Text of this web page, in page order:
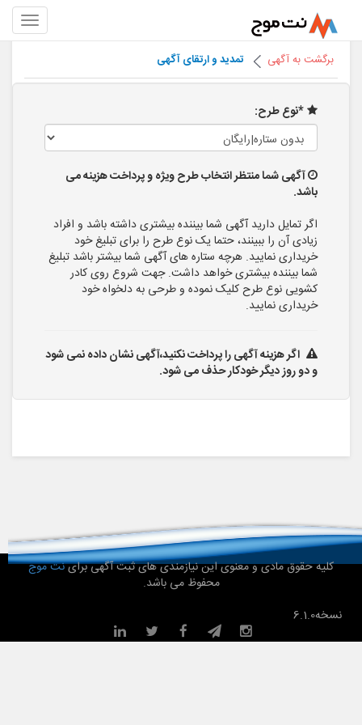
برگشت به آگهی تمدید و ارتقای آگهی
*نوع طرح:
آگهی شما منتظر انتخاب طرح ویژه و پرداخت هزینه می
باشد.
اگر تمایل دارید آگهی شما بیننده بیشتری داشته باشد و افراد
زیادی آن را ببینند، حتما یک نوع طرح را برای تبلیغ خود
خریداری نمایید. هرچه ستاره های آگهی شما بیشتر باشد تبلیغ
شما بیننده بیشتری خواهد داشت. جهت شروع روی کادر
کشویی نوع طرح کلیک نموده و طرحی به دلخواه خود
خریداری نمایید.
اگر هزینه آگهی را پرداخت نکنید،آگهی نشان داده نمی شود
و دو روز دیگر خودکار حذف می شود.
کلیه حقوق مادی و معنوی این نیازمندی های ثبت آگهی براینت موج
محفوظ می باشد.
نسخه6.1.0